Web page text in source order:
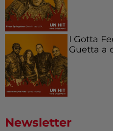
I Gotta
Guetta a
Newsletter